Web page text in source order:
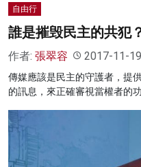
自由行
誰是摧毁民主的共犯
作者: 張翠容 2017-11-19
傳媒應該是民主的守護者，提
的訊息，來正確審視當權者的